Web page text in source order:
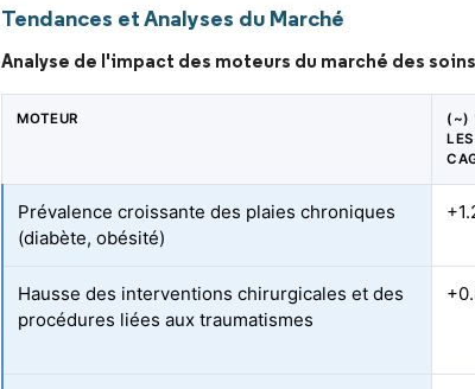
Tendances et Analyses du Marché
Analyse de l'impact des moteurs du marché des
MOTEUR
(~)
Prévalence croissante des plaies chroniques
(diabète, obésité)
Hausse des interventions chirurgicales et des
procédures liées aux traumatismes